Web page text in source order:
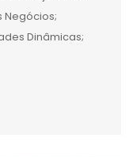
Negócios;
Dinâmicas;